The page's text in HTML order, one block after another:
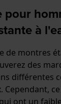
pour
à
de montres
des
différentes
Cependant,
ont un